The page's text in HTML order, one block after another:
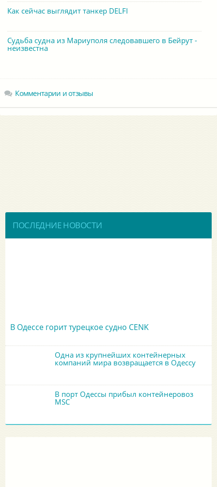
Как сейчас выглядит танкер DELFI
Судьба судна из Мариуполя следовавшего в Бейрут -
неизвестна
Комментарии и отзывы
ПОСЛЕДНИЕ НОВОСТИ
В Одессе горит турецкое судно CENK
Одна из крупнейших контейнерных
компаний мира возвращается в Одессу
В порт Одессы прибыл контейнеровоз
MSC